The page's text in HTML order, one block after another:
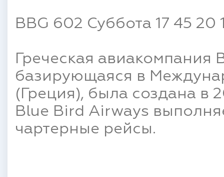
BBG 602 Суббота 17 45 20
Греческая авиакомпания
базирующаяся в
(Греция), была создана в
Blue Bird Airways
чартерные рейсы.